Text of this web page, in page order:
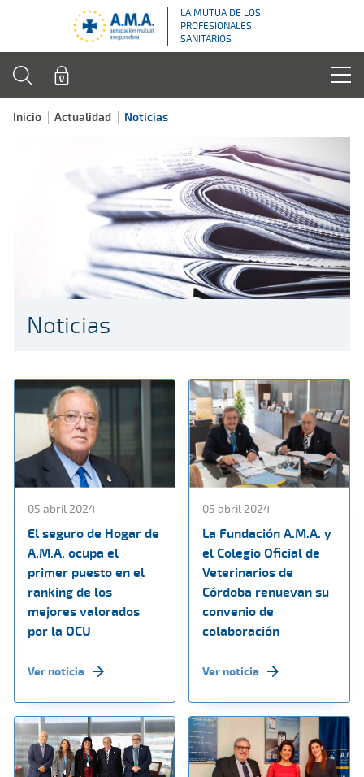
LA MUTUA DE LOS
PROFESIONALES
SANITARIOS
Inicio Actualidad Noticias
Noticias
05 abril 2024
El seguro de Hogar de
A.M.A. ocupa el
primer puesto en el
ranking de los
mejores valorados
por la OCU
Ver noticia
05 abril 2024
La Fundación A.M.A. y
el Colegio Oficial de
Veterinarios de
Córdoba renuevan su
convenio de
colaboración
Ver noticia